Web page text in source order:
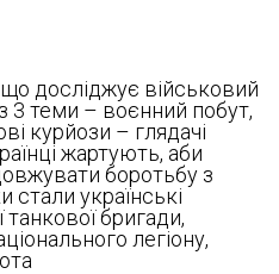
досліджує військовий
3 теми – воєнний побут,
курйози – глядачі
жартують, аби
боротьбу з
стали українські
танкової бригади,
легіону,